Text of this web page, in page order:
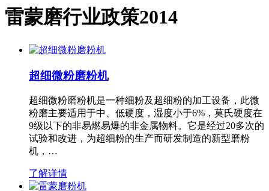
雷蒙磨行业政策2014
超细微粉磨粉机
超细微粉磨粉机是一种细粉及超细粉的加工设备，此微
粉磨主要适用于中、低硬度，湿度小于6%，莫氏硬度在
9级以下的非易燃易爆的非金属物料。它是经过20多次的
试验和改进，为超细粉的生产而研发制造的新型磨粉
机，…
了解详情